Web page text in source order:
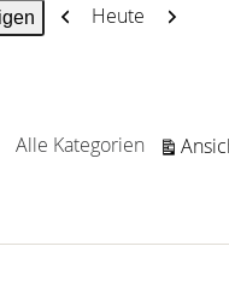
Zurück
Heute Weiter
Alle Kategorien